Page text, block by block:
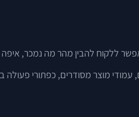
ללקוח להבין מהר מה נמכר,